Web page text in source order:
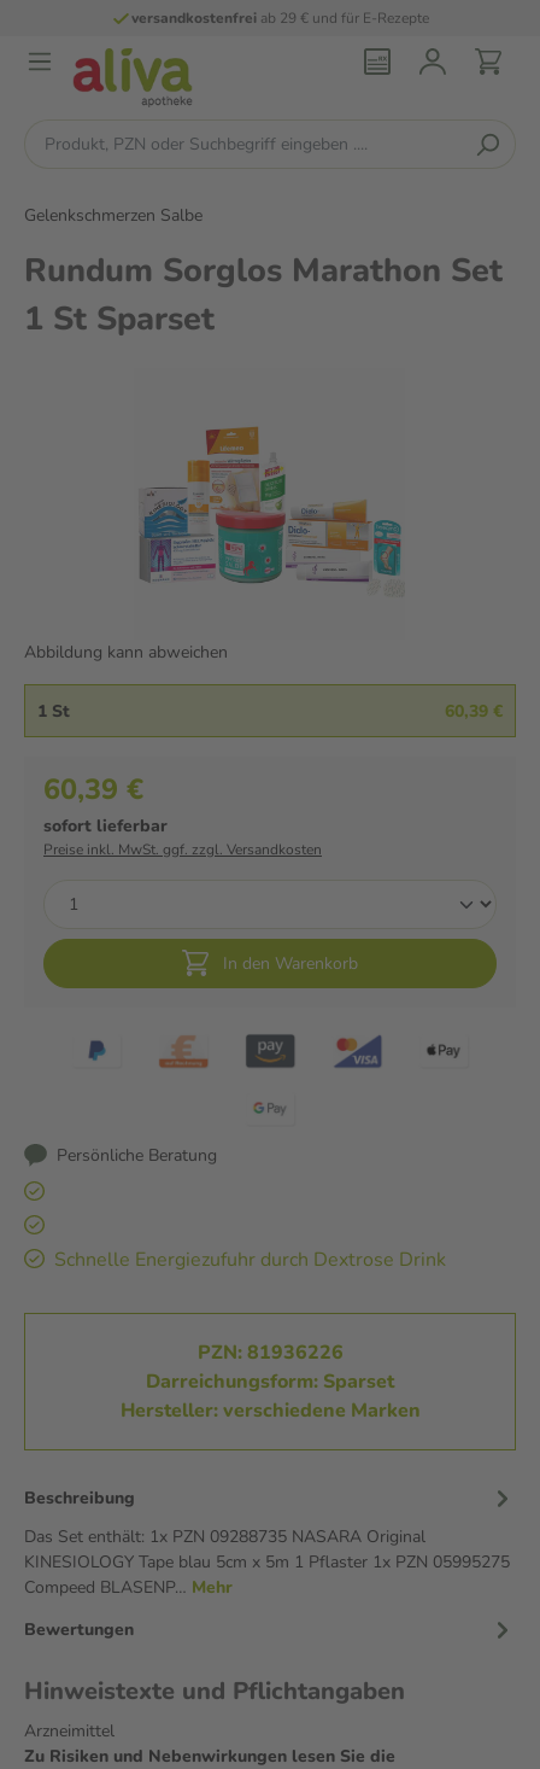
versandkostenfreiab 29 € und für E-Rezepte
Gelenkschmerzen Salbe
Rundum Sorglos Marathon Set
1 St Sparset
Abbildung kann abweichen
1 St 60,39 €
60,39 €
sofort lieferbar
Preise inkl. MwSt. ggf. zzgl. Versandkosten
In den Warenkorb
Persönliche Beratung
Schnelle Energiezufuhr durch Dextrose Drink
PZN: 81936226
Darreichungsform: Sparset
Hersteller: verschiedene Marken
Beschreibung
Das Set enthält: 1x PZN 09288735 NASARA Original
KINESIOLOGY Tape blau 5cm x 5m 1 Pflaster 1x PZN 05995275
Compeed BLASENP… Mehr
Bewertungen
Hinweistexte und Pflichtangaben
Arzneimittel
Zu Risiken und Nebenwirkungen lesen Sie die